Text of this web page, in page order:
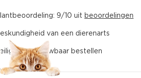
9/10 uit beoordelingen
van een dierenarts
en betrouwbaar bestellen